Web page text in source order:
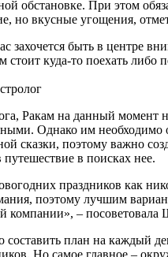
обстановке. При этом
но вкусные угощения,
захочется быть в центре
стоит куда-то поехать либо
Ракам на данный момент
Однако им необходимо
сказки, поэтому важно
путешествие в поисках нее.
праздников как
поэтому лучшим
компании», – посоветовала
составить план на каждый
Но самое главное –